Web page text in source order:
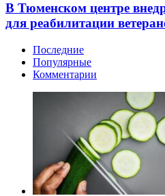
В Тюменском центре
для реабилитации
Последние
Популярные
Комментарии